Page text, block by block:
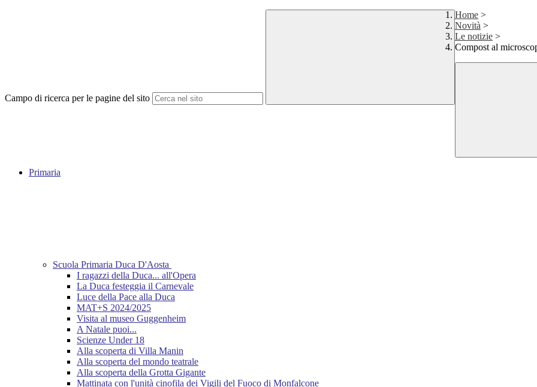
Campo di ricerca per le pagine del sito
Home >
Novità >
Le notizie >
Compost al
Primaria
Scuola Primaria Duca D'Aosta
I ragazzi della Duca... all'Opera
La Duca festeggia il Carnevale
Luce della Pace alla Duca
MAT+S 2024/2025
Visita al museo Guggenheim
A Natale puoi...
Scienze Under 18
Alla scoperta di Villa Manin
Alla scoperta del mondo teatrale
Alla scoperta della Grotta Gigante
Mattinata con l'unità cinofila dei Vigili del Fuoco di Monfalcone